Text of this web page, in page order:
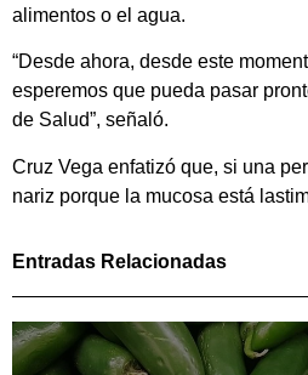
alimentos o el agua.
“Desde ahora, desde este
esperemos que pueda pasar
de Salud”, señaló.
Cruz Vega enfatizó que, si una
nariz porque la mucosa está
Entradas Relacionadas